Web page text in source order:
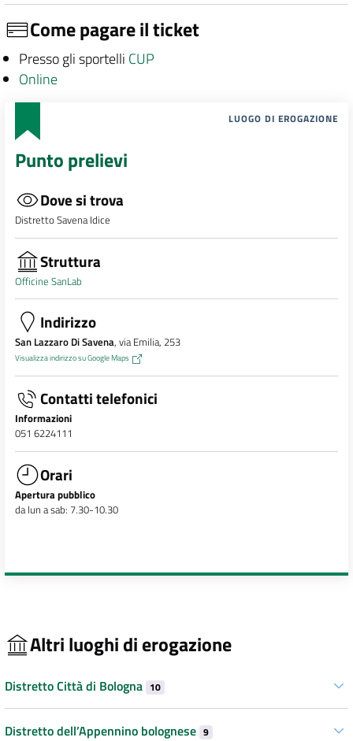
Come pagare il ticket
Presso gli sportelli CUP
Online
LUOGO DI EROGAZIONE
Punto prelievi
Dove si trova
Distretto Savena Idice
Struttura
Officine SanLab
Indirizzo
San Lazzaro Di Savena, via Emilia, 253
Visualizza indirizzo su Google Maps
Contatti telefonici
Informazioni
051 6224111
Orari
Apertura pubblico
da lun a sab: 7.30-10.30
Altri luoghi di erogazione
Distretto Città di Bologna 10
Distretto dell’Appennino bolognese 9